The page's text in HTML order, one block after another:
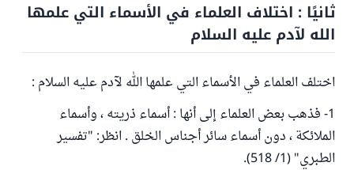
ثانيًا : اختلاف العلماء في الأسماء التي علمها
الله لآدم عليه السلام
اختلف العلماء في الأسماء التي علمها الله لآدم عليه السلام :
1- فذهب بعض العلماء إلى أنها : أسماء ذريته ، وأسماء
الملائكة ، دون أسماء سائر أجناس الخلق . انظر: "تفسير
الطبري" (1/ 518).